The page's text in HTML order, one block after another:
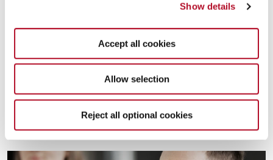
Show details
Accept all cookies
Allow selection
Reject all optional cookies
Geschmack kann man lernen